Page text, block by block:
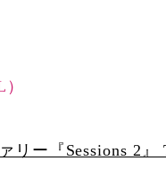
リー『Sessions 2』